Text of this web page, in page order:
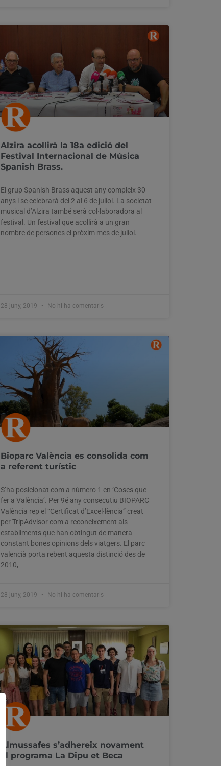
Alzira acollirà la 18a edició del
Festival Internacional de Música
Spanish Brass.
El grup Spanish Brass aquest any compleix 30
anys i se celebrarà del 2 al 6 de juliol. La societat
musical d’Alzira també serà col·laboradora al
festival. Un festival que acollirà a un gran
nombre de persones el pròxim mes de juliol.
28 juny, 2019 No hi ha comentaris
Bioparc València es consolida com
a referent turístic
S’ha posicionat com a número 1 en ‘Coses que
fer a València’. Per 9é any consecutiu BIOPARC
València rep el “Certificat d’Excel·lència” creat
per TripAdvisor com a reconeixement als
establiments que han obtingut de manera
constant bones opinions dels viatgers. El parc
valencià porta rebent aquesta distinció des de
2010,
28 juny, 2019 No hi ha comentaris
Almussafes s’adhereix novament
al programa La Dipu et Beca